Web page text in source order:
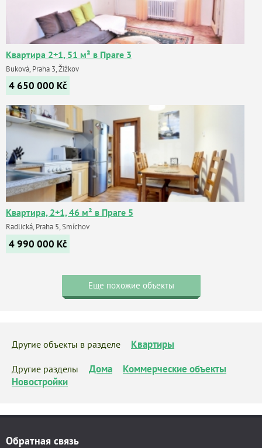
Квартира 2+1, 51 м² в Праге 3
Buková, Praha 3, Žižkov
4 650 000 Kč
Квартира, 2+1, 46 м² в Праге 5
Radlická, Praha 5, Smíchov
4 990 000 Kč
Еще похожие объекты
Другие объекты в разделе Квартиры
Другие разделы Дома
Коммерческие объекты
Новостройки
Обратная связь